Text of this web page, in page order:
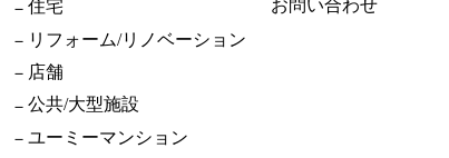
住宅
リフォーム/リノベーション
店舗
公共/大型施設
ユーミーマンション
お問い合わせ